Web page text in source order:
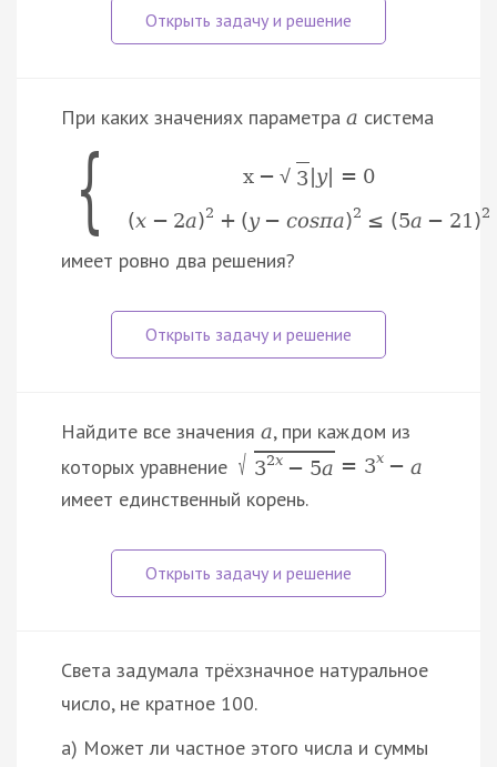
При каких значениях параметра a система
{ x − √ 3 y| = 0
(x − 2a)2 + (y − cosπa)2 ≤ (5a − 21)2
имеет ровно два решения?
Найдите все значения a, при каждом из
которых уравнение √ 32x − 5a = 3x − a
имеет единственный корень.
Света задумала трёхзначное натуральное
число, не кратное 100.
а) Может ли частное этого числа и суммы